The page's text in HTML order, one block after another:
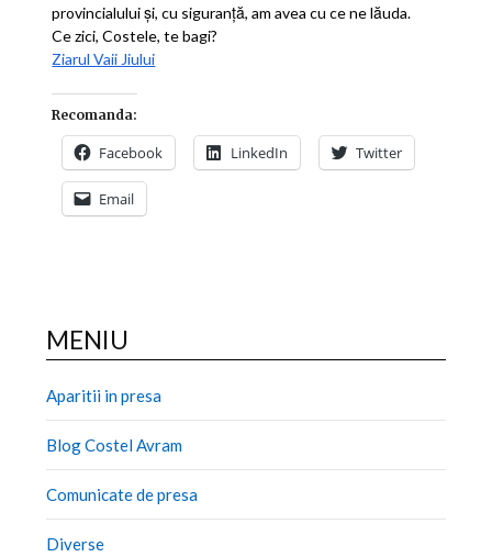
provincialului şi, cu siguranţă, am avea cu ce ne lăuda.
Ce zici, Costele, te bagi?
Ziarul Vaii Jiului
Recomanda:
Facebook LinkedIn Twitter
Email
MENIU
Aparitii in presa
Blog Costel Avram
Comunicate de presa
Diverse